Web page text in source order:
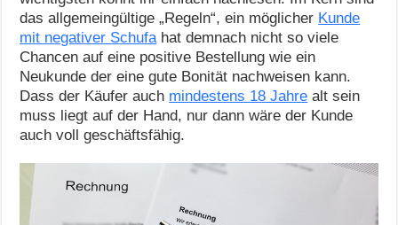
das allgemeingültige „Regeln“, ein möglicher Kunde
mit negativer Schufa hat demnach nicht so viele
Chancen auf eine positive Bestellung wie ein
Neukunde der eine gute Bonität nachweisen kann.
Dass der Käufer auch mindestens 18 Jahre alt sein
muss liegt auf der Hand, nur dann wäre der Kunde
auch voll geschäftsfähig.